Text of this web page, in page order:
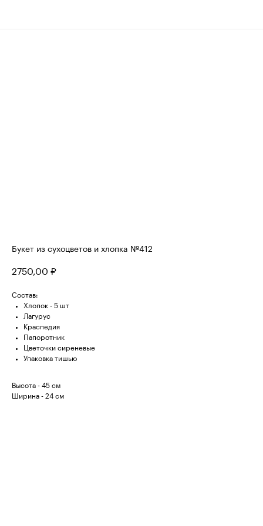
Букет из сухоцветов и хлопка №412
2750,00 ₽
Состав:
Хлопок - 5 шт
Лагурус
Краспедия
Папоротник
Цветочки сиреневые
Упаковка тишью
Высота - 45 см
Ширина - 24 см